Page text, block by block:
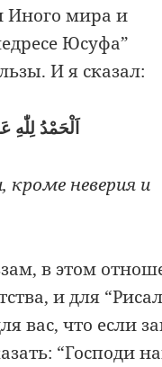
Иного мира и
Юсуфа”
И я сказал:
اَلْحَمْدُ
кроме неверия и
в этом
и для
вас, что если
“Господи